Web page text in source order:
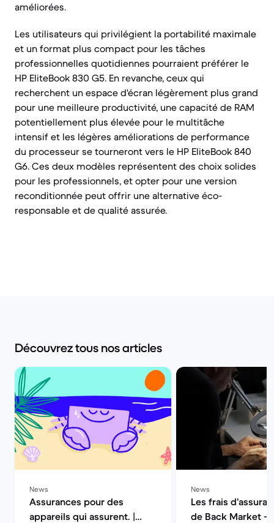
améliorées.
Les utilisateurs qui privilégient la portabilité maximale
et un format plus compact pour les tâches
professionnelles quotidiennes pourraient préférer le
HP EliteBook 830 G5. En revanche, ceux qui
recherchent un espace d'écran légèrement plus grand
pour une meilleure productivité, une capacité de RAM
potentiellement plus élevée pour le multitâche
intensif et les légères améliorations de performance
du processeur se tourneront vers le HP EliteBook 840
G6. Ces deux modèles représentent des choix solides
pour les professionnels, et opter pour une version
reconditionnée peut offrir une alternative éco-
responsable et de qualité assurée.
Découvrez tous nos articles
News
Assurances pour des
appareils qui assurent. |
News
Les frais
de Back Market